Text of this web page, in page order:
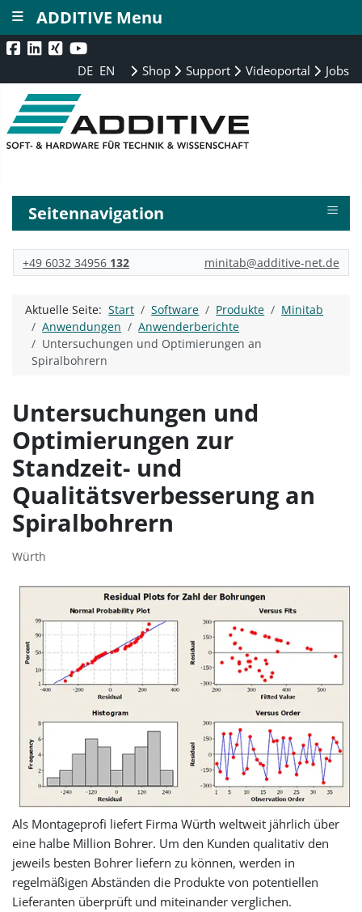
DE EN Shop Support Videoportal Jobs
Seitennavigation ≡
+49 6032 34956 132 minitab@additive-net.de
Aktuelle Seite:Start Software Produkte
Minitab
Anwendungen
Anwenderberichte
Untersuchungen und Optimierungen an
Spiralbohrern
Untersuchungen und
Optimierungen zur
Standzeit- und
Qualitätsverbesserung an
Spiralbohrern
Würth
Als Montageprofi liefert Firma Würth weltweit jährlich über
eine halbe Million Bohrer. Um den Kunden qualitativ den
jeweils besten Bohrer liefern zu können, werden in
regelmäßigen Abständen die Produkte von potentiellen
Lieferanten überprüft und miteinander verglichen.
ADDITIVE Menu
≡